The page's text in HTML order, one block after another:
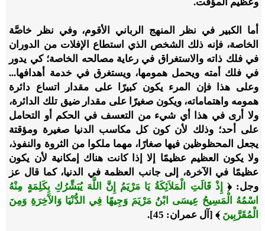
أما الكبير في نظر المنهج الرباني الأقوم، وفي نظر خاصَّة
الخاصة، فإنه ذلك الشخص الذي استطاع الإفلات من الدوران
في فلك ذاته والاستغراق في رعاية مصالحه الخاصة؛ كي يدور
في فلك أمته ويحمل همومها، ويستغرق في خدمة أهدافها...
وعلى هذا فإن المرء يكون كبيرًا على مقدار اتساع دائرة
همومه واهتماماته، ويكون صغيرًا على مقدار ضيق تلك الدائرة،
ولا أرى في هذا أي شيء من التعسف في الحكم أو التحامل
على أحد؛ وذلك لأن كون كل مكاسب الدنيا صغيرة ومؤقتة
يجعل المحظوظين فيها صغارًا، مهما ملكوا من الثروة والنفوذ،
ولا يكون العظيم عظيمًا إلا إذا كانت هناك إمكانية لأن يكون
عظيمًا في الآخرة، إلى جانب العظمة في الدنيا، كما قال عز
وجل: ﴿ إِذْ قَالَتِ الْمَلاَئِكَةُ يَا مَرْيَمُ إِنَّ اللَّهَ يُبَشِّرُكِ بِكَلِمَةٍ مِنْهُ
اسْمُهُ الْمَسِيحُ عِيسَى ابْنُ مَرْيَمَ وَجِيهًا فِي الدُّنْيَا وَالآَخِرَةِ وَمِنَ
الْمُقَرَّبِينَ ﴾ [آل عمران: 45].